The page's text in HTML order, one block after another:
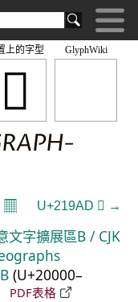
GlyphWiki
𡦬
上的字型
𝄜 U+219AD 𡦭 →
文字擴展區B / CJK
(U+20000–
PDF表格